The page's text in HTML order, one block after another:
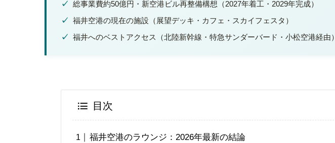
✓ 総事業費約50億円・新空港ビル再整備構想（2027年着工・2029年完成）
✓ 福井空港の現在の施設（展望デッキ・カフェ・スカイフェスタ）
✓ 福井へのベストアクセス（北陸新幹線・特急サンダーバード・小松空港経由）
目次
福井空港のラウンジ：2026年最新の結論